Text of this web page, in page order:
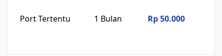
Port Tertentu 1 Bulan Rp 50.000